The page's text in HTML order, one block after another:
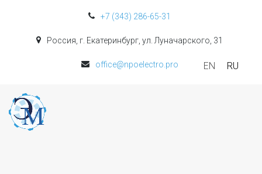
+7 (343) 286-65-31
Россия, г. Екатеринбург, ул. Луначарского, 31
office@npoelectro.pro EN RU